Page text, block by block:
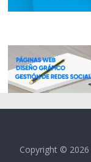
Copyright © 2026